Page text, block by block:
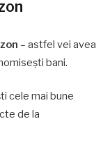
– astfel vei avea
bani.
cele mai bune
de la